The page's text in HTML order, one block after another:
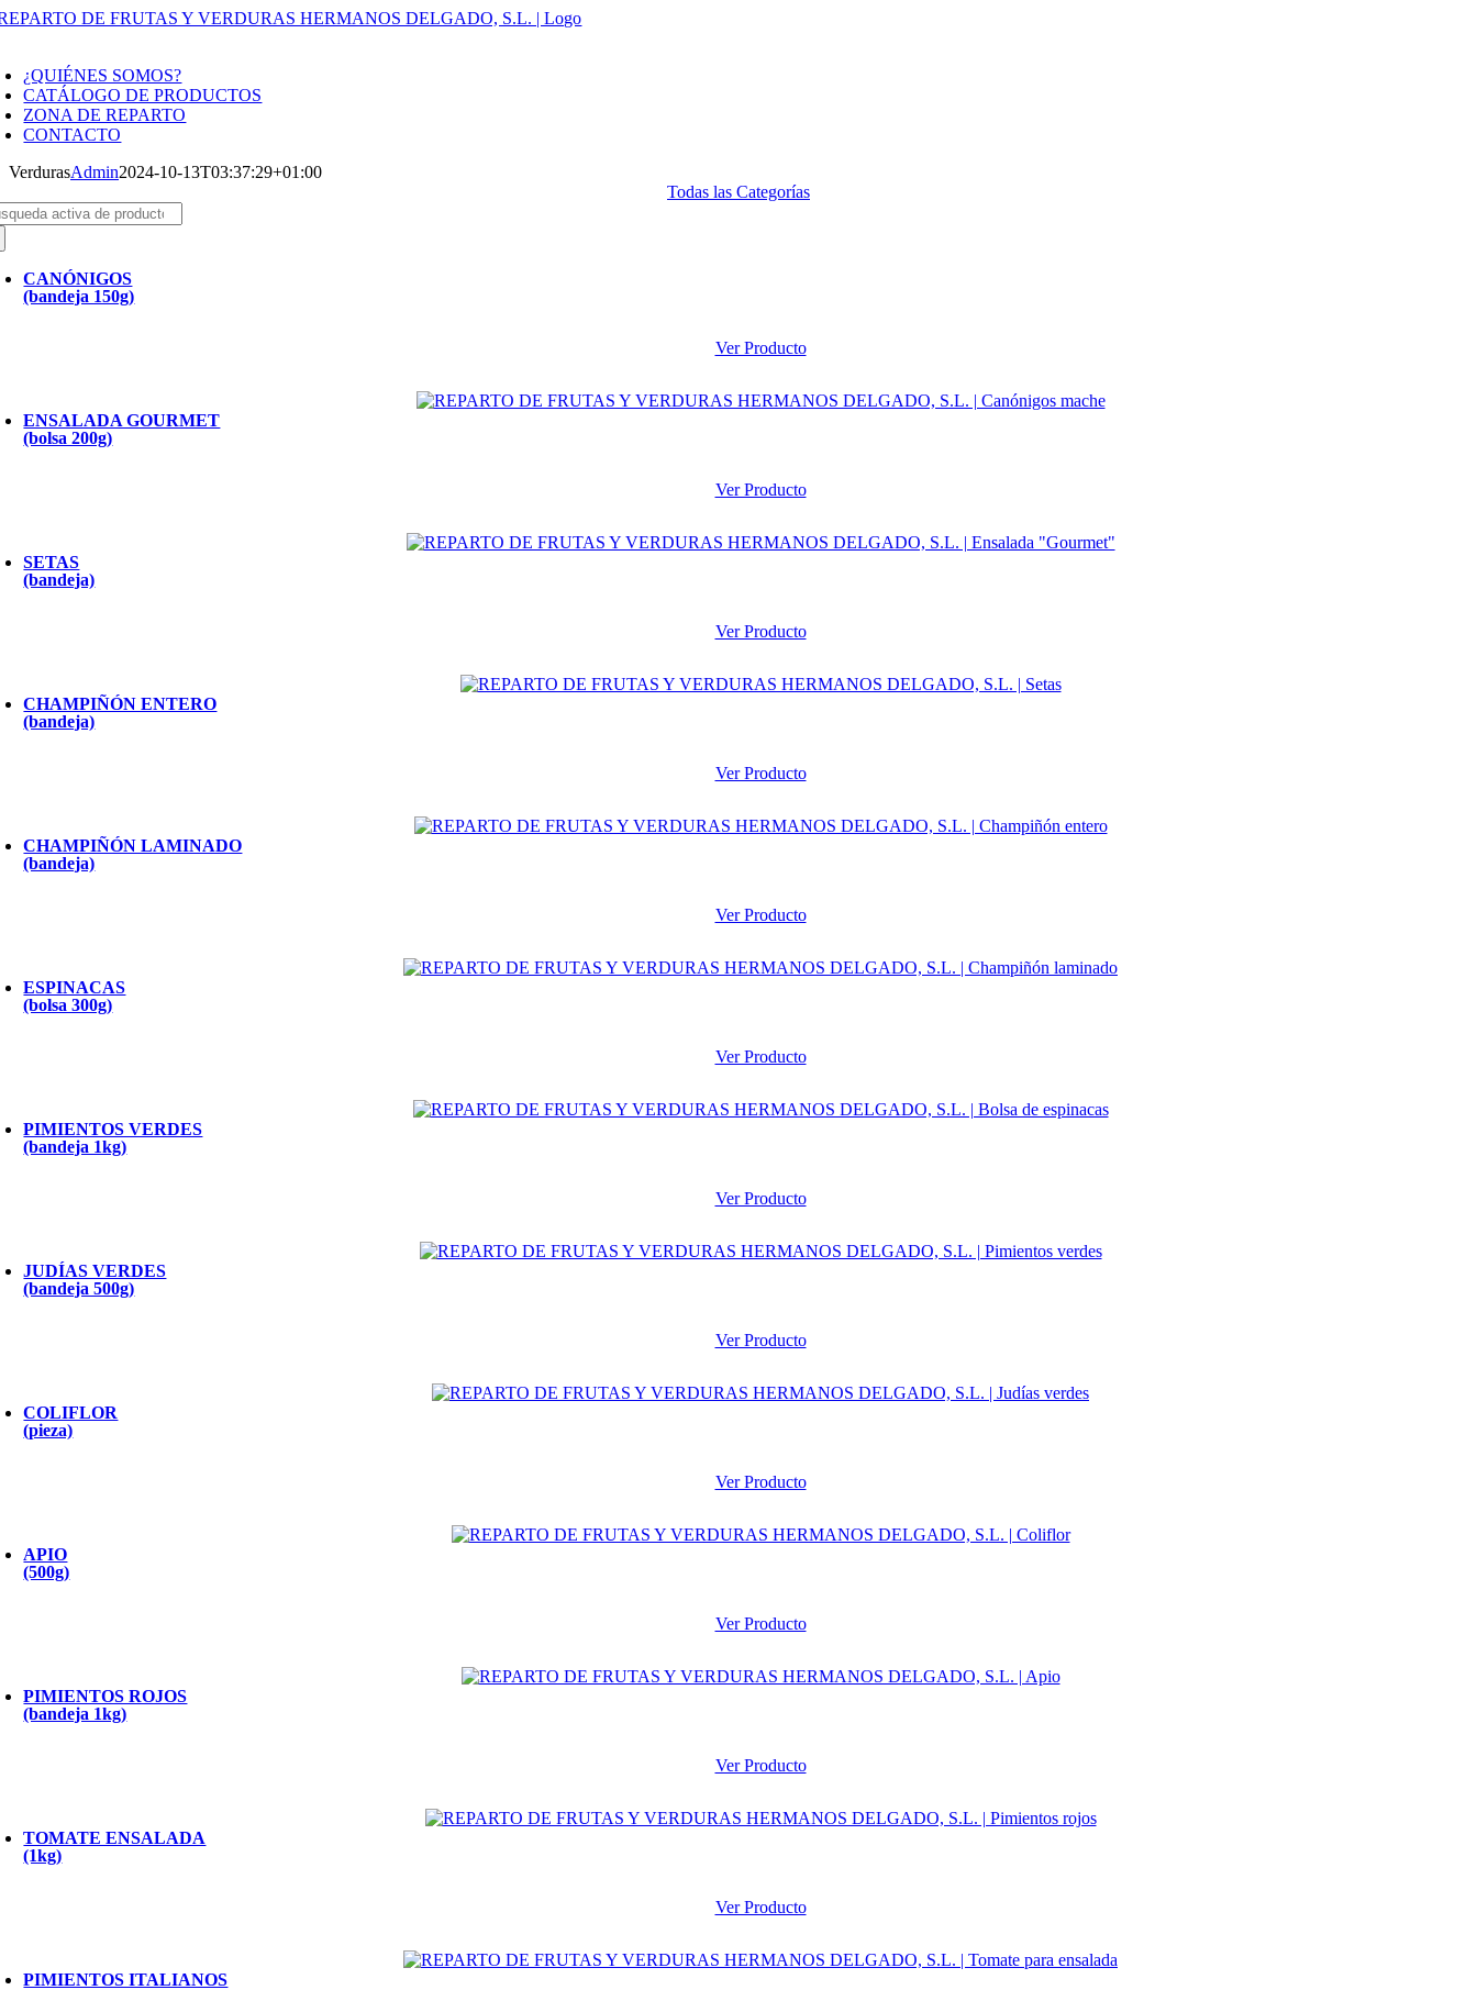
Saltar
¿QUIÉNES SOMOS?
CATÁLOGO DE PRODUCTOS
ZONA DE REPARTO
CONTACTO
VerdurasAdmin2024-10-13T03:37:29+01:00
Todas las Categorías
CANÓNIGOS
(bandeja 150g)
Ver Producto
ENSALADA GOURMET
(bolsa 200g)
Ver Producto
SETAS
(bandeja)
Ver Producto
CHAMPIÑÓN ENTERO
(bandeja)
Ver Producto
CHAMPIÑÓN LAMINADO
(bandeja)
Ver Producto
ESPINACAS
(bolsa 300g)
Ver Producto
PIMIENTOS VERDES
(bandeja 1kg)
Ver Producto
JUDÍAS VERDES
(bandeja 500g)
Ver Producto
COLIFLOR
(pieza)
Ver Producto
APIO
(500g)
Ver Producto
PIMIENTOS ROJOS
(bandeja 1kg)
Ver Producto
TOMATE ENSALADA
(1kg)
Ver Producto
PIMIENTOS ITALIANOS